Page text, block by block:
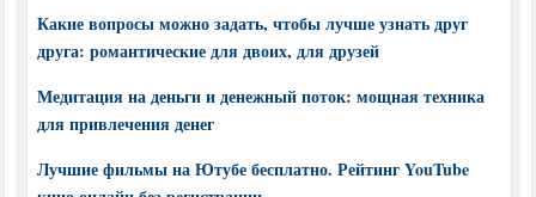
Какие вопросы можно задать, чтобы лучше узнать друг
друга: романтические для двоих, для друзей
Медитация на деньги и денежный поток: мощная техника
для привлечения денег
Лучшие фильмы на Ютубе бесплатно. Рейтинг YouTube